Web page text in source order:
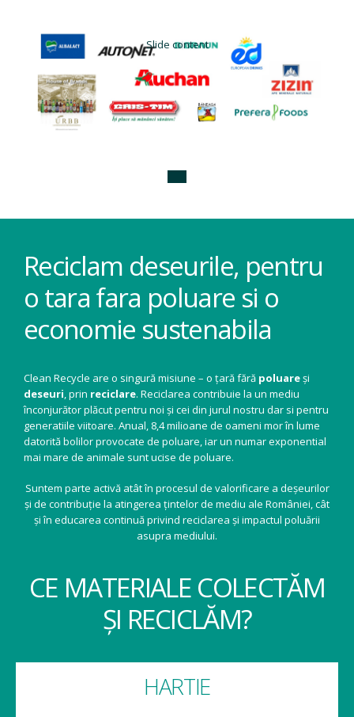
Slide content
Reciclam deseurile, pentru
o tara fara poluare si o
economie sustenabila
Clean Recycle are o singură misiune – o țară fără poluareși
deseuri, prin reciclare. Reciclarea contribuie la un mediu
înconjurător plăcut pentru noi și cei din jurul nostru dar si pentru
generatiile viitoare. Anual, 8,4 milioane de oameni mor în lume
datorită bolilor provocate de poluare, iar un numar exponential
mai mare de animale sunt ucise de poluare.
Suntem parte activă atât în procesul de valorificare a deșeurilor
și de contribuție la atingerea țintelor de mediu ale României, cât
și în educarea continuă privind reciclarea și impactul poluării
asupra mediului.
CE MATERIALE COLECTĂM
ȘI RECICLĂM?
HARTIE